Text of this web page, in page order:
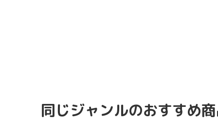
同じジャンルのおすすめ